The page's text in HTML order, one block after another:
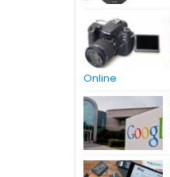
Online